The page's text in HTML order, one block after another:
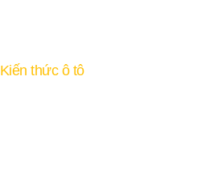
Kiến thức ô tô